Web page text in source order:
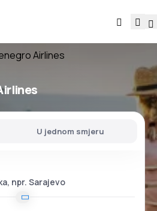
Airlines
U jednom smjeru